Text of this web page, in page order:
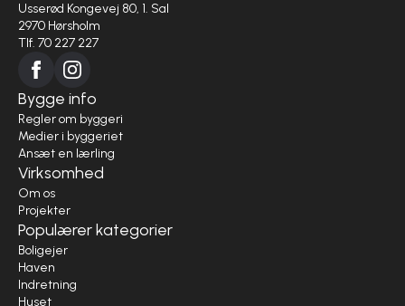
Usserød Kongevej 80, 1. Sal
2970 Hørsholm
Tlf. 70 227 227
Bygge info
Regler om byggeri
Medier i byggeriet
Ansæt en lærling
Virksomhed
Om os
Projekter
Populærer kategorier
Boligejer
Haven
Indretning
Huset